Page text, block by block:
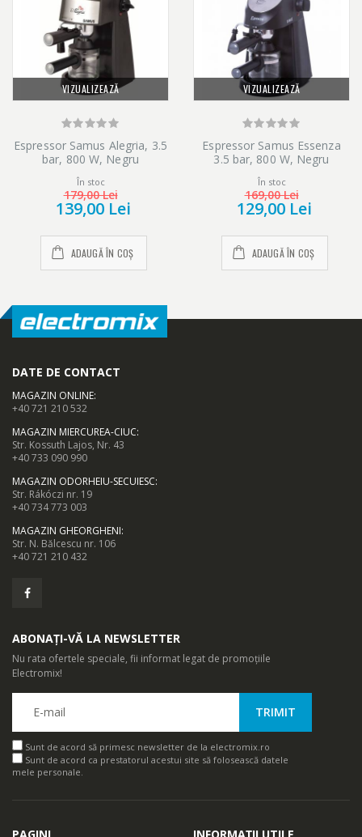
VIZUALIZEAZĂ
Espressor Samus Alegria, 3.5
bar, 800 W, Negru
În stoc
179,00 Lei
139,00 Lei
ADAUGĂ ÎN COȘ
VIZUALIZEAZĂ
Espressor Samus Essenza
3.5 bar, 800 W, Negru
În stoc
169,00 Lei
129,00 Lei
ADAUGĂ ÎN COȘ
DATE DE CONTACT
MAGAZIN ONLINE:
+40 721 210 532
MAGAZIN MIERCUREA-CIUC:
Str. Kossuth Lajos, Nr. 43
+40 733 090 990
MAGAZIN ODORHEIU-SECUIESC:
Str. Rákóczi nr. 19
+40 734 773 003
MAGAZIN GHEORGHENI:
Str. N. Bălcescu nr. 106
+40 721 210 432
ABONAȚI-VĂ LA NEWSLETTER
Nu rata ofertele speciale, fii informat legat de promoțiile
Electromix!
Sunt de acord să primesc newsletter de la electromix.ro
Sunt de acord ca prestatorul acestui site să folosească datele
mele personale.